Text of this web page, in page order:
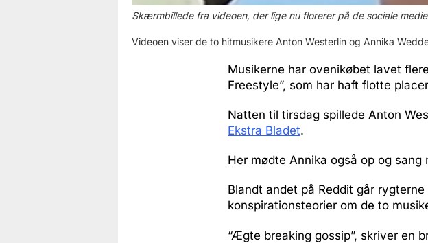
Skærmbillede fra videoen, der lige nu florerer på de sociale
Videoen viser de to hitmusikere Anton Westerlin og Annika
Musikerne har ovenikøbet lavet
Freestyle”, som har haft flotte
Natten til tirsdag spillede Anton
Ekstra Bladet.
Her mødte Annika også op og
Blandt andet på Reddit går
konspirationsteorier om de to
“Ægte breaking gossip”, skriver en